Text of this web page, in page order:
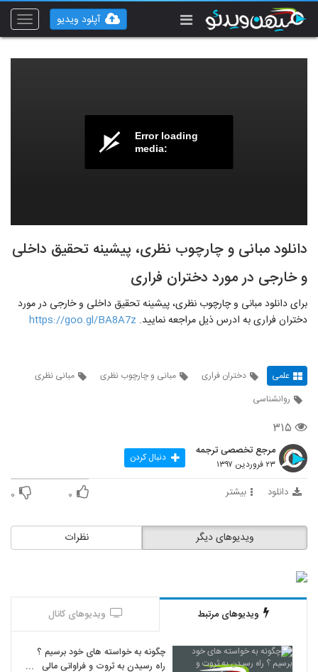
Toggle
آپلود ویدیو
Error loading
media:
دانلود مبانی و چارچوب نظری، پیشینه تحقیق داخلی
و خارجی در مورد دختران فراری
برای دانلود مبانی و چارچوب نظری، پیشینه تحقیق داخلی و خارجی در مورد
دختران فراری به ادرس ذیل مراجعه نمایید. https://goo.gl/BA8A7z
علمی دختران فراری مبانی و چارچوب نظری
مبانی نظری
روانشناسی
۳۱۵
مرجع تخصصی ترجمه
۲۳ فروردین ۱۳۹۷ دنبال کردن
دانلود بیشتر ۰ ۰
نظرات ویدیوهای دیگر
ویدیوهای مرتبط ویدیوهای کانال
چگونه به خواسته های خود برسیم ؟
راه رسیدن به ثروت و فراوانی مالی